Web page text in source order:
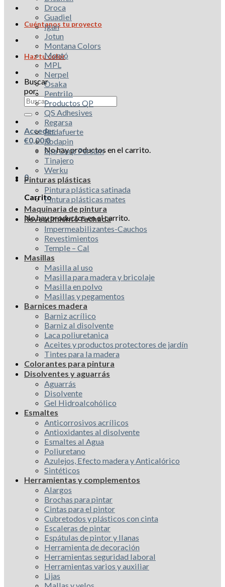
Cuéntanos tu proyecto
Haz tu color
Buscar
por:
Acceder
€0,000
No hay productos en el carrito.
0
Carrito
No hay productos en el carrito.
Droca
Guadiel
Igan
Jotun
Montana Colors
Montó
MPL
Nerpel
Osaka
Pentrilo
Productos QP
QS Adhesives
Regarsa
Rodafuerte
Rodapin
Spa Corp Persum
Tinajero
Werku
Pinturas plásticas
Pintura plástica satinada
Pintura plásticas mates
Maquinaria de pintura
Revestimiento fachada
Impermeabilizantes-Cauchos
Revestimientos
Temple – Cal
Masillas
Masilla al uso
Masilla para madera y bricolaje
Masilla en polvo
Masillas y pegamentos
Barnices madera
Barniz acrílico
Barniz al disolvente
Laca poliuretanica
Aceites y productos protectores de jardín
Tintes para la madera
Colorantes para pintura
Disolventes y aguarrás
Aguarrás
Disolvente
Gel Hidroalcohólico
Esmaltes
Anticorrosivos acrílicos
Antioxidantes al disolvente
Esmaltes al Agua
Poliuretano
Azulejos, Efecto madera y Anticalórico
Sintéticos
Herramientas y complementos
Alargos
Brochas para pintar
Cintas para el pintor
Cubretodos y plásticos con cinta
Escaleras de pintar
Espátulas de pintor y llanas
Herramienta de decoración
Herramientas seguridad laboral
Herramientas varios y auxiliar
Lijas